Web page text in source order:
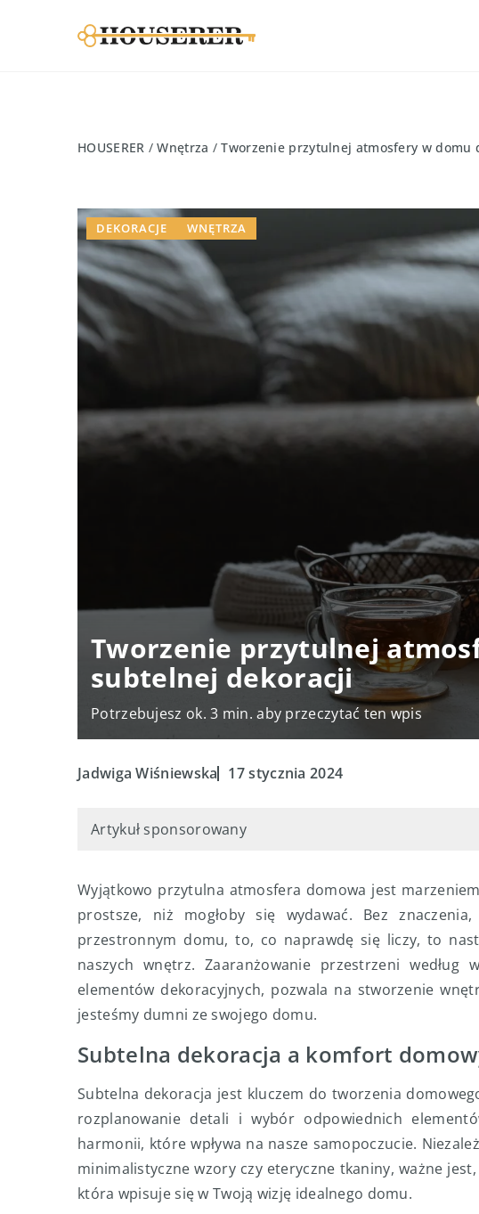
HOUSERER /Wnętrza /Tworzenie przytulnej atmosfery w domu
Tworzenie przytulnej
subtelnej dekoracji
Potrzebujesz ok. 3 min. aby przeczytać ten wpis
DEKORACJE WNĘTRZA
Jadwiga Wiśniewska 17 stycznia 2024
Artykuł sponsorowany
Wyjątkowo przytulna atmosfera domowa jest
prostsze, niż mogłoby się wydawać. Bez
przestronnym domu, to, co naprawdę się liczy, to
naszych wnętrz. Zaaranżowanie przestrzeni według
elementów dekoracyjnych, pozwala na stworzenie
jesteśmy dumni ze swojego domu.
Subtelna dekoracja a komfort
Subtelna dekoracja jest kluczem do tworzenia
rozplanowanie detali i wybór odpowiednich
harmonii, które wpływa na nasze samopoczucie.
minimalistyczne wzory czy eteryczne tkaniny, ważne
która wpisuje się w Twoją wizję idealnego domu.